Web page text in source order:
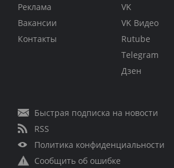
Реклама
Вакансии
Контакты
VK
VK Видео
Rutube
Telegram
Дзен
Быстрая подписка на новости
RSS
Политика конфиденциальности
Сообщить об ошибке